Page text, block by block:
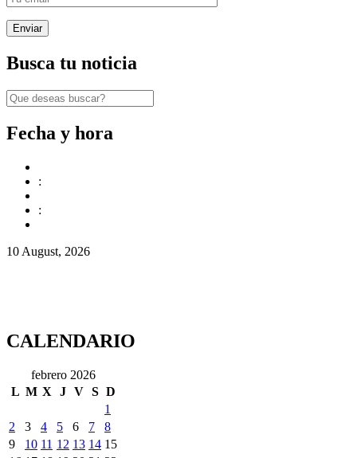
Busca tu noticia
Fecha y hora
:
:
10 August, 2026
CALENDARIO
febrero 2026
L M X J V S D
1
2
3 4 5 6 7
8
9
10 11 12 13 14 15